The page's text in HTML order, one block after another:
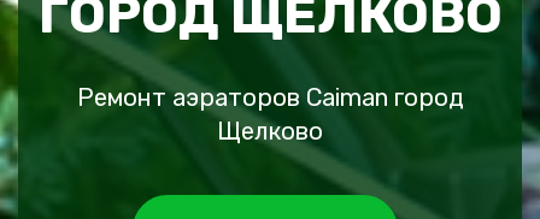
ГОРОД ЩЕЛКОВО
Ремонт аэраторов Caiman город
Щелково